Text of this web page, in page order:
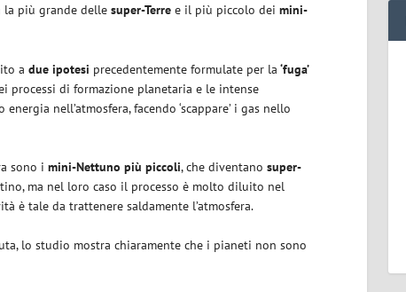
la più grande dellesuper-Terre e il più piccolo deimini-
adue ipotesi precedentemente formulate per la ‘fuga’
processi di formazione planetaria e le intense
nell’atmosfera, facendo ‘scappare’ i gas nello
sono imini-Nettuno più piccoli, che diventanosuper-
ma nel loro caso il processo è molto diluito nel
è tale da trattenere saldamente l’atmosfera.
lo studio mostra chiaramente che i pianeti non sono